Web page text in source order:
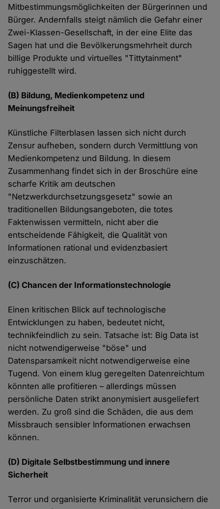
Mitbestimmungsmöglichkeiten der Bürgerinnen und
Bürger. Andernfalls steigt nämlich die Gefahr einer
Zwei-Klassen-Gesellschaft, in der eine Elite das
Sagen hat und die Bevölkerungsmehrheit durch
billige Produkte und virtuelles "Tittytainment"
ruhiggestellt wird.
(B) Bildung, Medienkompetenz und
Meinungsfreiheit
Künstliche Filterblasen lassen sich nicht durch
Zensur aufheben, sondern durch Vermittlung von
Medienkompetenz und Bildung. In diesem
Zusammenhang findet sich in der Broschüre eine
scharfe Kritik am deutschen
"Netzwerkdurchsetzungsgesetz" sowie an
traditionellen Bildungsangeboten, die totes
Faktenwissen vermitteln, nicht aber die
entscheidende Fähigkeit, die Qualität von
Informationen rational und evidenzbasiert
einzuschätzen.
(C) Chancen der Informationstechnologie
Einen kritischen Blick auf technologische
Entwicklungen zu haben, bedeutet nicht,
technikfeindlich zu sein. Tatsache ist: Big Data ist
nicht notwendigerweise "böse" und
Datensparsamkeit nicht notwendigerweise eine
Tugend. Von einem klug geregelten Datenreichtum
könnten alle profitieren – allerdings müssen
persönliche Daten strikt anonymisiert ausgeliefert
werden. Zu groß sind die Schäden, die aus dem
Missbrauch sensibler Informationen erwachsen
können.
(D) Digitale Selbstbestimmung und innere
Sicherheit
Terror und organisierte Kriminalität verunsichern die